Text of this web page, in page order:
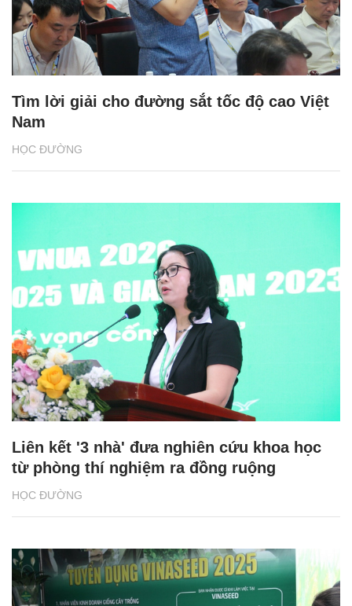
HỌC ĐƯỜNG
Tìm lời giải cho đường sắt tốc độ cao Việt
Nam
HỌC ĐƯỜNG
Liên kết '3 nhà' đưa nghiên cứu khoa học
từ phòng thí nghiệm ra đồng ruộng